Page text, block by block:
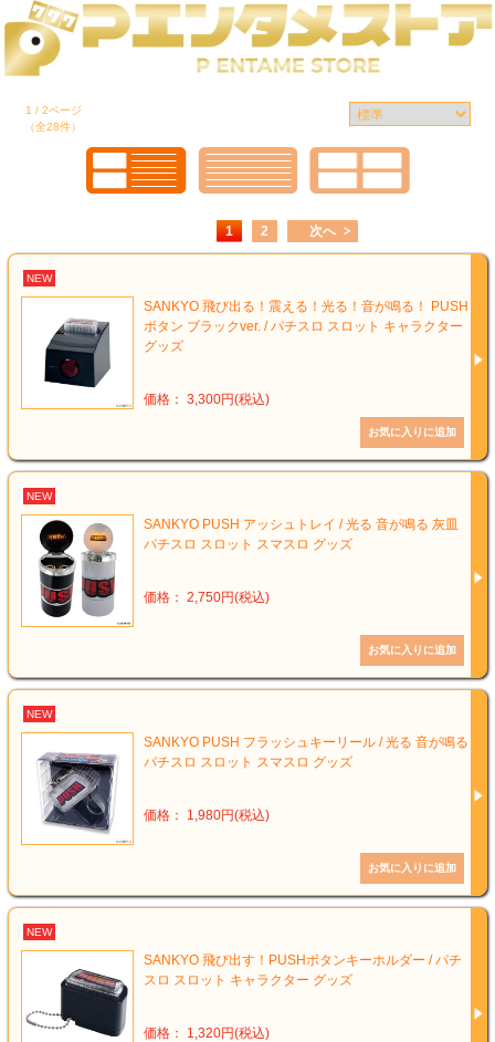
1 / 2ページ
（全28件）
1 2 次へ
NEW
SANKYO 飛び出る！震える！光る！音が鳴る！ PUSH
ボタン ブラックver. / パチスロ スロット キャラクター
グッズ
価格： 3,300円(税込)
NEW
SANKYO PUSH アッシュトレイ / 光る 音が鳴る 灰皿
パチスロ スロット スマスロ グッズ
価格： 2,750円(税込)
NEW
SANKYO PUSH フラッシュキーリール / 光る 音が鳴る
パチスロ スロット スマスロ グッズ
価格： 1,980円(税込)
NEW
SANKYO 飛び出す！PUSHボタンキーホルダー / パチ
スロ スロット キャラクター グッズ
価格： 1,320円(税込)